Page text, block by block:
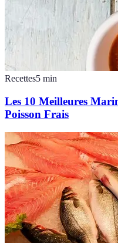
Recettes5 min
Les 10 Meilleures
Poisson Frais